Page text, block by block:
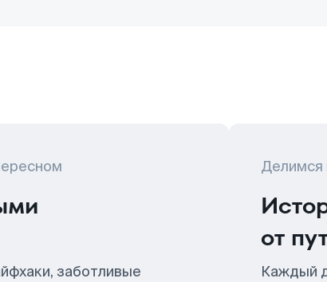
заботливые
Делимся
от
Каждый